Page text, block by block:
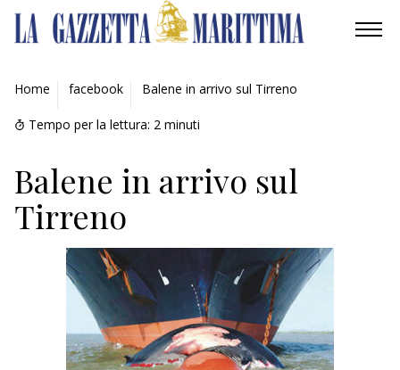
AMBIENTE
MOBILITÀ
INDUSTRIA
RICERCA
ECONOMIA
CULTURA
Home facebook Balene in arrivo sul Tirreno
Tempo per la lettura: 2 minuti
Balene in arrivo sul
Tirreno